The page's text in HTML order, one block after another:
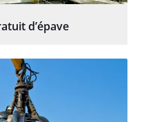
d’épave